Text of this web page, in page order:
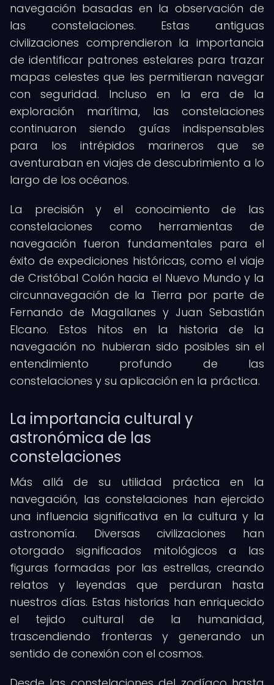
navegación basadas en la observación de
las constelaciones. Estas antiguas
civilizaciones comprendieron la importancia
de identificar patrones estelares para trazar
mapas celestes que les permitieran navegar
con seguridad. Incluso en la era de la
exploración marítima, las constelaciones
continuaron siendo guías indispensables
para los intrépidos marineros que se
aventuraban en viajes de descubrimiento a lo
largo de los océanos.
La precisión y el conocimiento de las
constelaciones como herramientas de
navegación fueron fundamentales para el
éxito de expediciones históricas, como el viaje
de Cristóbal Colón hacia el Nuevo Mundo y la
circunnavegación de la Tierra por parte de
Fernando de Magallanes y Juan Sebastián
Elcano. Estos hitos en la historia de la
navegación no hubieran sido posibles sin el
entendimiento profundo de las
constelaciones y su aplicación en la práctica.
La importancia cultural y
astronómica de las
constelaciones
Más allá de su utilidad práctica en la
navegación, las constelaciones han ejercido
una influencia significativa en la cultura y la
astronomía. Diversas civilizaciones han
otorgado significados mitológicos a las
figuras formadas por las estrellas, creando
relatos y leyendas que perduran hasta
nuestros días. Estas historias han enriquecido
el tejido cultural de la humanidad,
trascendiendo fronteras y generando un
sentido de conexión con el cosmos.